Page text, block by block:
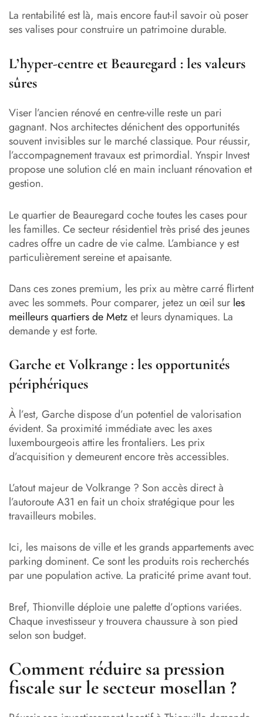
La rentabilité est là, mais encore faut-il savoir où poser
ses valises pour construire un patrimoine durable.
L’hyper-centre et Beauregard : les valeurs
sûres
Viser l’ancien rénové en centre-ville reste un pari
gagnant. Nos architectes dénichent des opportunités
souvent invisibles sur le marché classique. Pour réussir,
l’accompagnement travaux est primordial. Ynspir Invest
propose une solution clé en main incluant rénovation et
gestion.
Le quartier de Beauregard coche toutes les cases pour
les familles. Ce secteur résidentiel très prisé des jeunes
cadres offre un cadre de vie calme. L’ambiance y est
particulièrement sereine et apaisante.
Dans ces zones premium, les prix au mètre carré flirtent
avec les sommets. Pour comparer, jetez un œil sur les
meilleurs quartiers de Metzet leurs dynamiques. La
demande y est forte.
Garche et Volkrange : les opportunités
périphériques
À l’est, Garche dispose d’un potentiel de valorisation
évident. Sa proximité immédiate avec les axes
luxembourgeois attire les frontaliers. Les prix
d’acquisition y demeurent encore très accessibles.
L’atout majeur de Volkrange ? Son accès direct à
l’autoroute A31 en fait un choix stratégique pour les
travailleurs mobiles.
Ici, les maisons de ville et les grands appartements avec
parking dominent. Ce sont les produits rois recherchés
par une population active. La praticité prime avant tout.
Bref, Thionville déploie une palette d’options variées.
Chaque investisseur y trouvera chaussure à son pied
selon son budget.
Comment réduire sa pression
fiscale sur le secteur mosellan ?